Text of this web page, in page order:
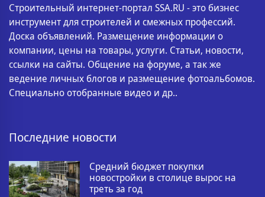
Строительный интернет-портал SSA.RU - это бизнес
инструмент для строителей и смежных профессий.
Доска объявлений. Размещение информации о
компании, цены на товары, услуги. Статьи, новости,
ссылки на сайты. Общение на форуме, а так же
ведение личных блогов и размещение фотоальбомов.
Специально отобранные видео и др..
Последние новости
Средний бюджет покупки
новостройки в столице вырос на
треть за год